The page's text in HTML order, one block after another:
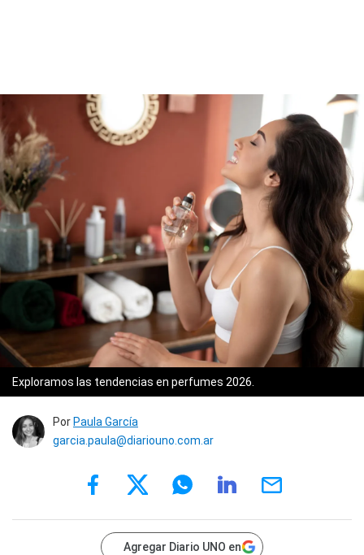
Exploramos las tendencias en perfumes 2026.
Por Paula García
garcia.paula@diariouno.com.ar
Agregar Diario UNO en